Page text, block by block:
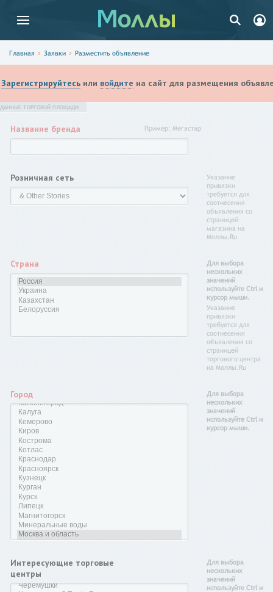
Главная Заявки Разместить объявление
Зарегистрируйтесь или войдите на сайт для размещения
ДАННЫЕ ТОРГОВОЙ ПЛОЩАДИ
Название бренда Пример: Мегастар
Розничная сеть
Указание
привязки
требуется для
соотнесения
объявления со
страницей
магазина на
Моллы.Ru
Страна
Для выбора
нескольких
значений
используйте Ctrl и
курсор мыши.
Указание
привязки
требуется для
соотнесения
объявления со
страницей
торгового центра
на Моллы.Ru
Город
Для выбора
нескольких
значений
используйте Ctrl и
курсор мыши.
Интересующие торговые
центры
Для выбора
нескольких
значений
используйте Ctrl и